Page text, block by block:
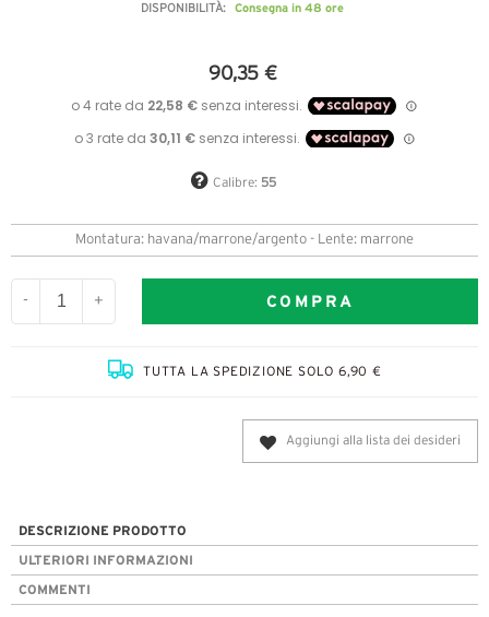
DISPONIBILITÀ: Consegna in 48 ore
90,35 €
Calibre: 55
Montatura: havana/marrone/argento - Lente: marrone
- + COMPRA
TUTTA LA SPEDIZIONE SOLO 6,90 €
Aggiungi alla lista dei desideri
DESCRIZIONE PRODOTTO
ULTERIORI INFORMAZIONI
COMMENTI